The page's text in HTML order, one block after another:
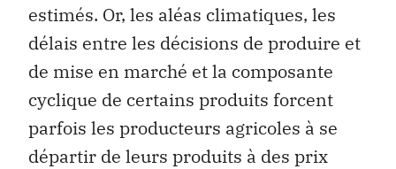
estimés. Or, les aléas climatiques, les
délais entre les décisions de produire et
de mise en marché et la composante
cyclique de certains produits forcent
parfois les producteurs agricoles à se
départir de leurs produits à des prix